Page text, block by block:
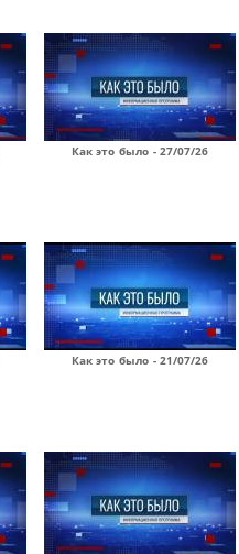
Как это было - 27/07/26
Как это было - 21/07/26